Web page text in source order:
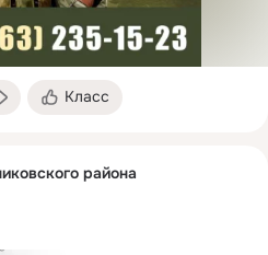
Класс
района